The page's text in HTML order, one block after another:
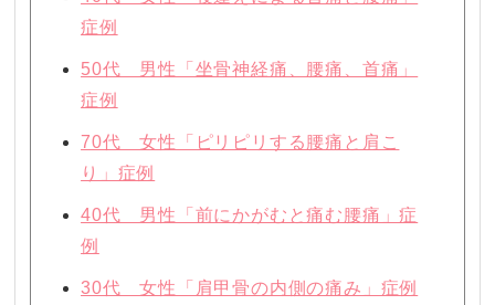
症例
50代 男性「坐骨神経痛、腰痛、首痛」
症例
70代 女性「ピリピリする腰痛と肩こ
り」症例
40代 男性「前にかがむと痛む腰痛」症
例
30代 女性「肩甲骨の内側の痛み」症例